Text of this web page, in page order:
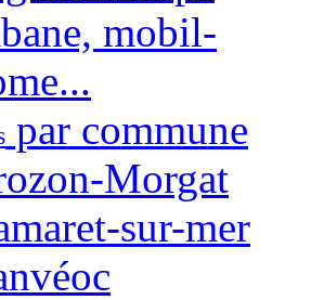
mobil-
par commune
Morgat
sur-mer